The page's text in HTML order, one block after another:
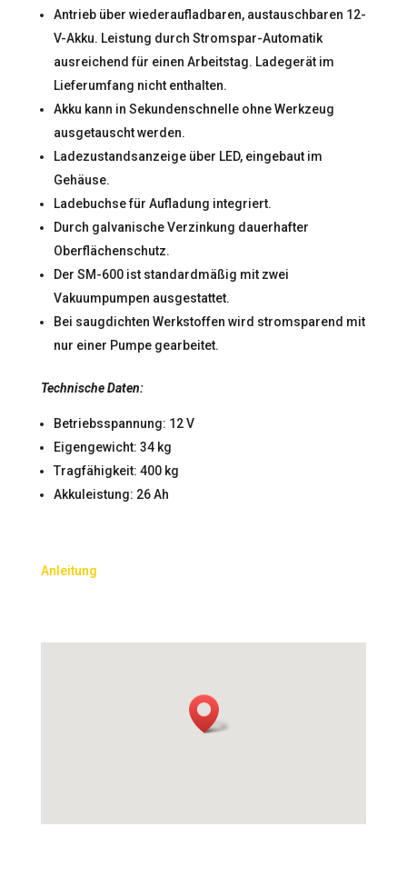
Antrieb über wiederaufladbaren, austauschbaren 12-
V-Akku. Leistung durch Stromspar-Automatik
ausreichend für einen Arbeitstag. Ladegerät im
Lieferumfang nicht enthalten.
Akku kann in Sekundenschnelle ohne Werkzeug
ausgetauscht werden.
Ladezustandsanzeige über LED, eingebaut im
Gehäuse.
Ladebuchse für Aufladung integriert.
Durch galvanische Verzinkung dauerhafter
Oberflächenschutz.
Der SM-600 ist standardmäßig mit zwei
Vakuumpumpen ausgestattet.
Bei saugdichten Werkstoffen wird stromsparend mit
nur einer Pumpe gearbeitet.
Technische Daten:
Betriebsspannung: 12 V
Eigengewicht: 34 kg
Tragfähigkeit: 400 kg
Akkuleistung: 26 Ah
Anleitung